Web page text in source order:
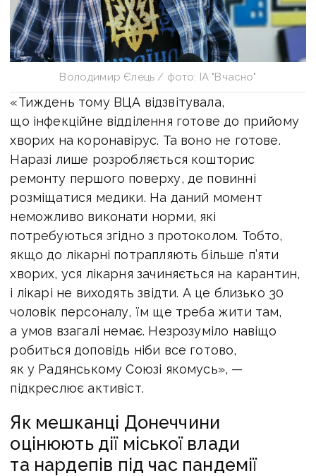
Володимир Єлець / фото: ІА "Вчасно"
«Тиждень тому ВЦА відзвітувала,
що інфекційне відділення готове до прийому
хворих на коронавірус. Та воно не готове.
Наразі лише розробляється кошторис
ремонту першого поверху, де повинні
розміщатися медики. На даний момент
неможливо виконати норми, які
потребуються згідно з протоколом. Тобто,
якщо до лікарні потрапляють більше п’яти
хворих, уся лікарня зачиняється на карантин,
і лікарі не виходять звідти. А це близько 30
чоловік персоналу, їм ще треба жити там,
а умов взагалі немає. Незрозуміло навіщо
робиться доповідь ніби все готово,
як у Радянському Союзі якомусь», —
підкреслює активіст.
Як мешканці Донеччини
оцінюють дії міської влади
та нардепів під час пандемії